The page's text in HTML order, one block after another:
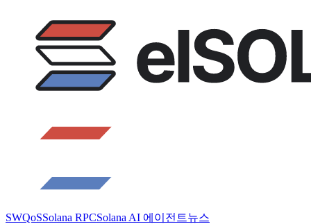
SWQoSSolana RPCSolana AI 에이전트뉴스